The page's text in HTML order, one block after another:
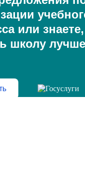
или знаете,
школу